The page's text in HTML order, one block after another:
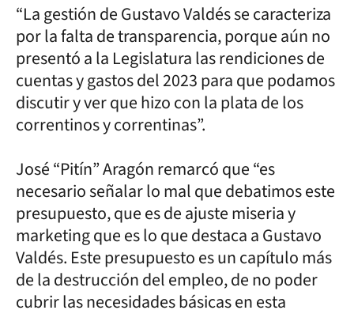
“La gestión de Gustavo Valdés se caracteriza
por la falta de transparencia, porque aún no
presentó a la Legislatura las rendiciones de
cuentas y gastos del 2023 para que podamos
discutir y ver que hizo con la plata de los
correntinos y correntinas”.
José “Pitín” Aragón remarcó que “es
necesario señalar lo mal que debatimos este
presupuesto, que es de ajuste miseria y
marketing que es lo que destaca a Gustavo
Valdés. Este presupuesto es un capítulo más
de la destrucción del empleo, de no poder
cubrir las necesidades básicas en esta